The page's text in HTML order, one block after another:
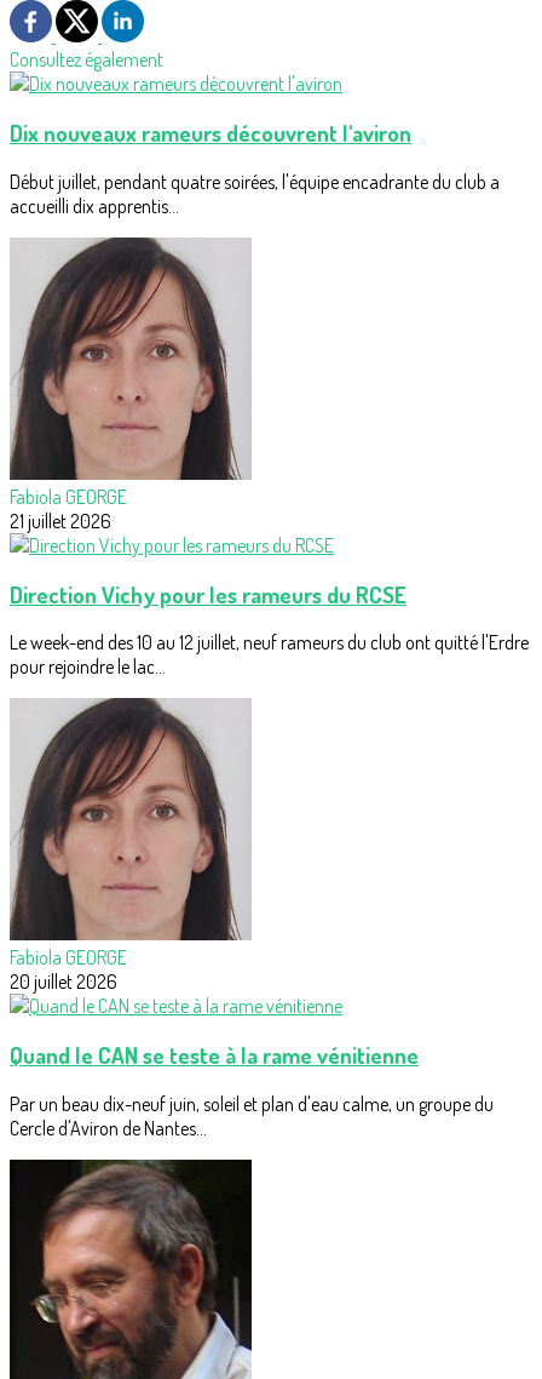
Consultez également
Dix nouveaux rameurs découvrent l'aviron
Début juillet, pendant quatre soirées, l'équipe encadrante du club a
accueilli dix apprentis...
Fabiola GEORGE
21 juillet 2026
Direction Vichy pour les rameurs du RCSE
Le week-end des 10 au 12 juillet, neuf rameurs du club ont quitté l'Erdre
pour rejoindre le lac...
Fabiola GEORGE
20 juillet 2026
Quand le CAN se teste à la rame vénitienne
Par un beau dix-neuf juin, soleil et plan d'eau calme, un groupe du
Cercle d'Aviron de Nantes...